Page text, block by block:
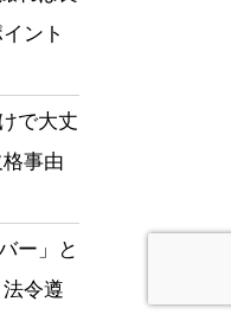
ント
で大丈
事由
ー」と
令遵